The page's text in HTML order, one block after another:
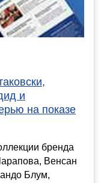
и
на показе
бренда
Венсан
Блум,